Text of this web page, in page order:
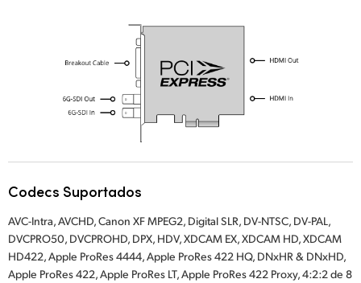
Codecs Suportados
AVC-Intra, AVCHD, Canon XF MPEG2, Digital SLR, DV-NTSC, DV-PAL,
DVCPRO50, DVCPROHD, DPX, HDV, XDCAM EX, XDCAM HD, XDCAM
HD422, Apple ProRes 4444, Apple ProRes 422 HQ, DNxHR & DNxHD,
Apple ProRes 422, Apple ProRes LT, Apple ProRes 422 Proxy, 4:2:2 de 8